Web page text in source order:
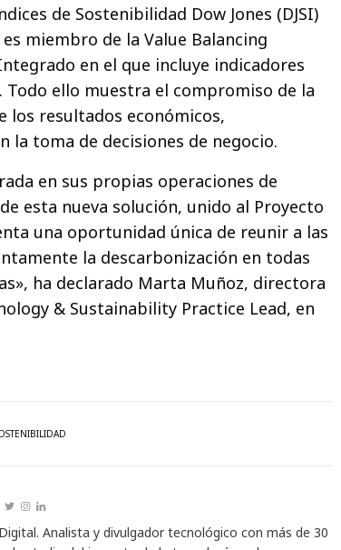
de Sostenibilidad Dow Jones (DJSI)
miembro de la Value Balancing
en el que incluye indicadores
ello muestra el compromiso de la
los resultados económicos,
la toma de decisiones de negocio.
en sus propias operaciones de
esta nueva solución, unido al Proyecto
una oportunidad única de reunir a las
la descarbonización en todas
ha declarado Marta Muñoz, directora
& Sustainability Practice Lead, en
Analista y divulgador tecnológico con más de 30